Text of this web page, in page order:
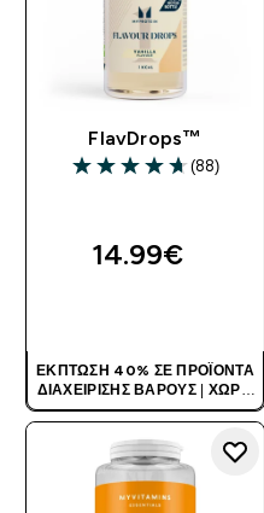
FlavDrops™
4.69 out of 5 stars
(88)
14.99€‎
ΈΚΠΤΩΣΗ 40% ΣΕ ΠΡΟΪΌΝΤΑ
ΔΙΑΧΕΊΡΙΣΗΣ ΒΆΡΟΥΣ| ΧΩΡΊΣ
ΚΩΔΙΚΌ